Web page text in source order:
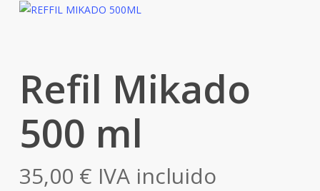
Refil Mikado
500 ml
35,00 € IVA incluido